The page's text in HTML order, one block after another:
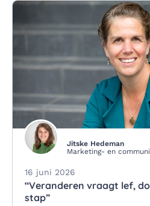
Jitske Hedeman
Marketing- en
16 juni 2026
“Veranderen vraagt lef,
stap”